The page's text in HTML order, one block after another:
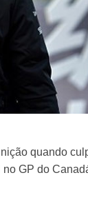
quando
GP do